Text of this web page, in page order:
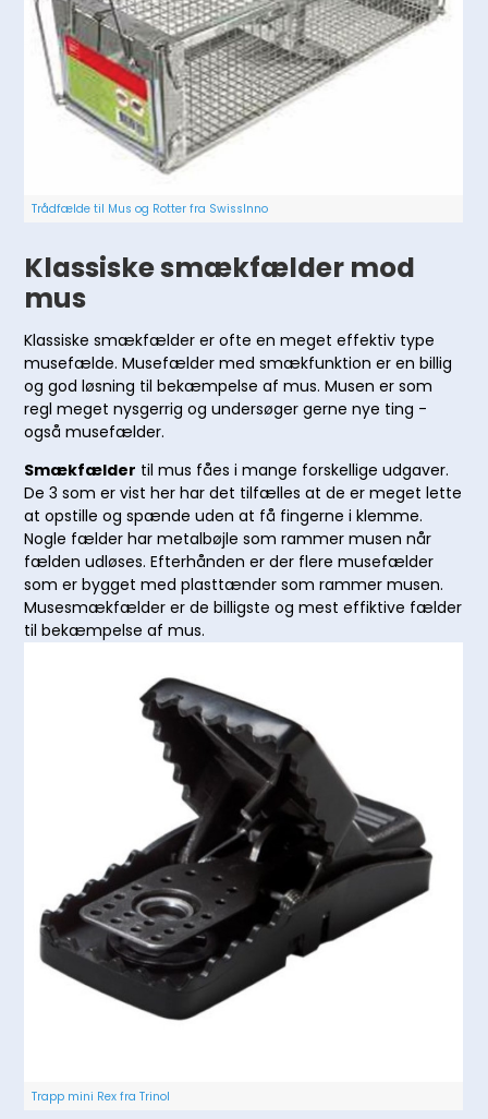
Trådfælde til Mus og Rotter fra SwissInno
Klassiske smækfælder mod
mus
Klassiske smækfælder er ofte en meget effektiv type
musefælde. Musefælder med smækfunktion er en billig
og god løsning til bekæmpelse af mus. Musen er som
regl meget nysgerrig og undersøger gerne nye ting -
også musefælder.
Smækfælder til mus fåes i mange forskellige udgaver.
De 3 som er vist her har det tilfælles at de er meget lette
at opstille og spænde uden at få fingerne i klemme.
Nogle fælder har metalbøjle som rammer musen når
fælden udløses. Efterhånden er der flere musefælder
som er bygget med plasttænder som rammer musen.
Musesmækfælder er de billigste og mest effiktive fælder
til bekæmpelse af mus.
Trapp mini Rex fra Trinol